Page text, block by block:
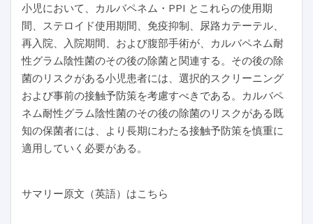
小児において、カルバペネム・PPI とこれらの使用期
間、ステロイド使用期間、免疫抑制、尿路カテーテル、
再入院、入院期間、および腹部手術が、カルバペネム耐
性グラム陰性菌のその後の除菌と関連する。その後の除
菌のリスクがある小児患者には、選択的スクリーニング
および事前の接触予防策を考慮すべきである。カルバペ
ネム耐性グラム陰性菌のその後の除菌のリスクがある既
知の保菌者には、より長期にわたる接触予防策を慎重に
適用していく必要がある。
サマリー原文（英語）はこちら